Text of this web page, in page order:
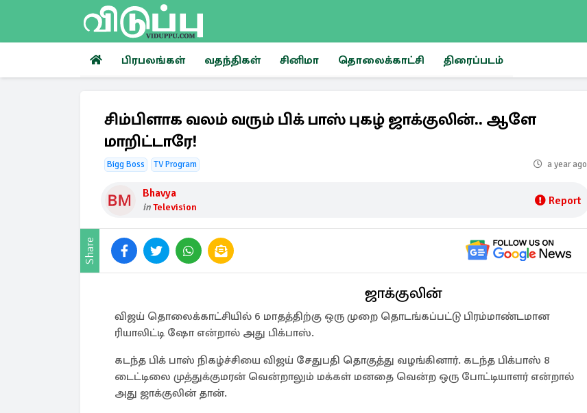
பிரபலங்கள் வதந்திகள் சினிமா தொலைக்காட்சி திரைப்படம்
சிம்பிளாக வலம் வரும் பிக் பாஸ் புகழ் ஜாக்குலின்.. ஆளே
மாறிட்டாரே!
Bigg Boss TV Program a year ago
Bhavya
inTelevision Report
Share
ஜாக்குலின்
விஜய் தொலைக்காட்சியில் 6 மாதத்திற்கு ஒரு முறை தொடங்கப்பட்டு பிரம்மாண்டமான
ரியாலிட்டி ஷோ என்றால் அது பிக்பாஸ்.
கடந்த பிக் பாஸ் நிகழ்ச்சியை விஜய் சேதுபதி தொகுத்து வழங்கினார். கடந்த பிக்பாஸ் 8
டைட்டிலை முத்துக்குமரன் வென்றாலும் மக்கள் மனதை வென்ற ஒரு போட்டியாளர் என்றால்
அது ஜாக்குலின் தான்.